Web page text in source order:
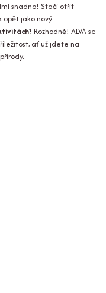
snadno! Stačí otřít
jako nový.
Rozhodně! ALVA se
ať už jdete na